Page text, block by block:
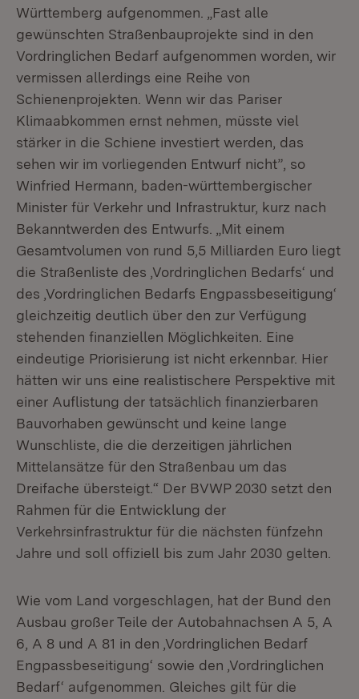
Württemberg aufgenommen. „Fast alle
gewünschten Straßenbauprojekte sind in den
Vordringlichen Bedarf aufgenommen worden, wir
vermissen allerdings eine Reihe von
Schienenprojekten. Wenn wir das Pariser
Klimaabkommen ernst nehmen, müsste viel
stärker in die Schiene investiert werden, das
sehen wir im vorliegenden Entwurf nicht”, so
Winfried Hermann, baden-württembergischer
Minister für Verkehr und Infrastruktur, kurz nach
Bekanntwerden des Entwurfs. „Mit einem
Gesamtvolumen von rund 5,5 Milliarden Euro liegt
die Straßenliste des ‚Vordringlichen Bedarfs‘ und
des ‚Vordringlichen Bedarfs Engpassbeseitigung‘
gleichzeitig deutlich über den zur Verfügung
stehenden finanziellen Möglichkeiten. Eine
eindeutige Priorisierung ist nicht erkennbar. Hier
hätten wir uns eine realistischere Perspektive mit
einer Auflistung der tatsächlich finanzierbaren
Bauvorhaben gewünscht und keine lange
Wunschliste, die die derzeitigen jährlichen
Mittelansätze für den Straßenbau um das
Dreifache übersteigt.“ Der BVWP 2030 setzt den
Rahmen für die Entwicklung der
Verkehrsinfrastruktur für die nächsten fünfzehn
Jahre und soll offiziell bis zum Jahr 2030 gelten.
Wie vom Land vorgeschlagen, hat der Bund den
Ausbau großer Teile der Autobahnachsen A 5, A
6, A 8 und A 81 in den ‚Vordringlichen Bedarf
Engpassbeseitigung‘ sowie den ‚Vordringlichen
Bedarf‘ aufgenommen. Gleiches gilt für die